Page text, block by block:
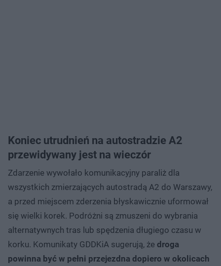
Koniec utrudnień na autostradzie A2
przewidywany jest na wieczór
Zdarzenie wywołało komunikacyjny paraliż dla
wszystkich zmierzających autostradą A2 do Warszawy,
a przed miejscem zderzenia błyskawicznie uformował
się wielki korek. Podróżni są zmuszeni do wybrania
alternatywnych tras lub spędzenia długiego czasu w
korku. Komunikaty GDDKiA sugerują, że droga
powinna być w pełni przejezdna dopiero w okolicach